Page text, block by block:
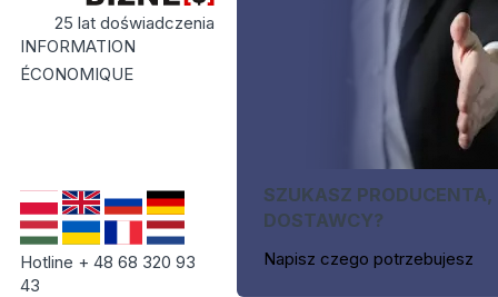
25 lat doświadczenia
INFORMATION
ÉCONOMIQUE
Hotline + 48 68 320 93
43
SZUKASZ PRODUCENTA,
DOSTAWCY?
Napisz czego potrzebujesz